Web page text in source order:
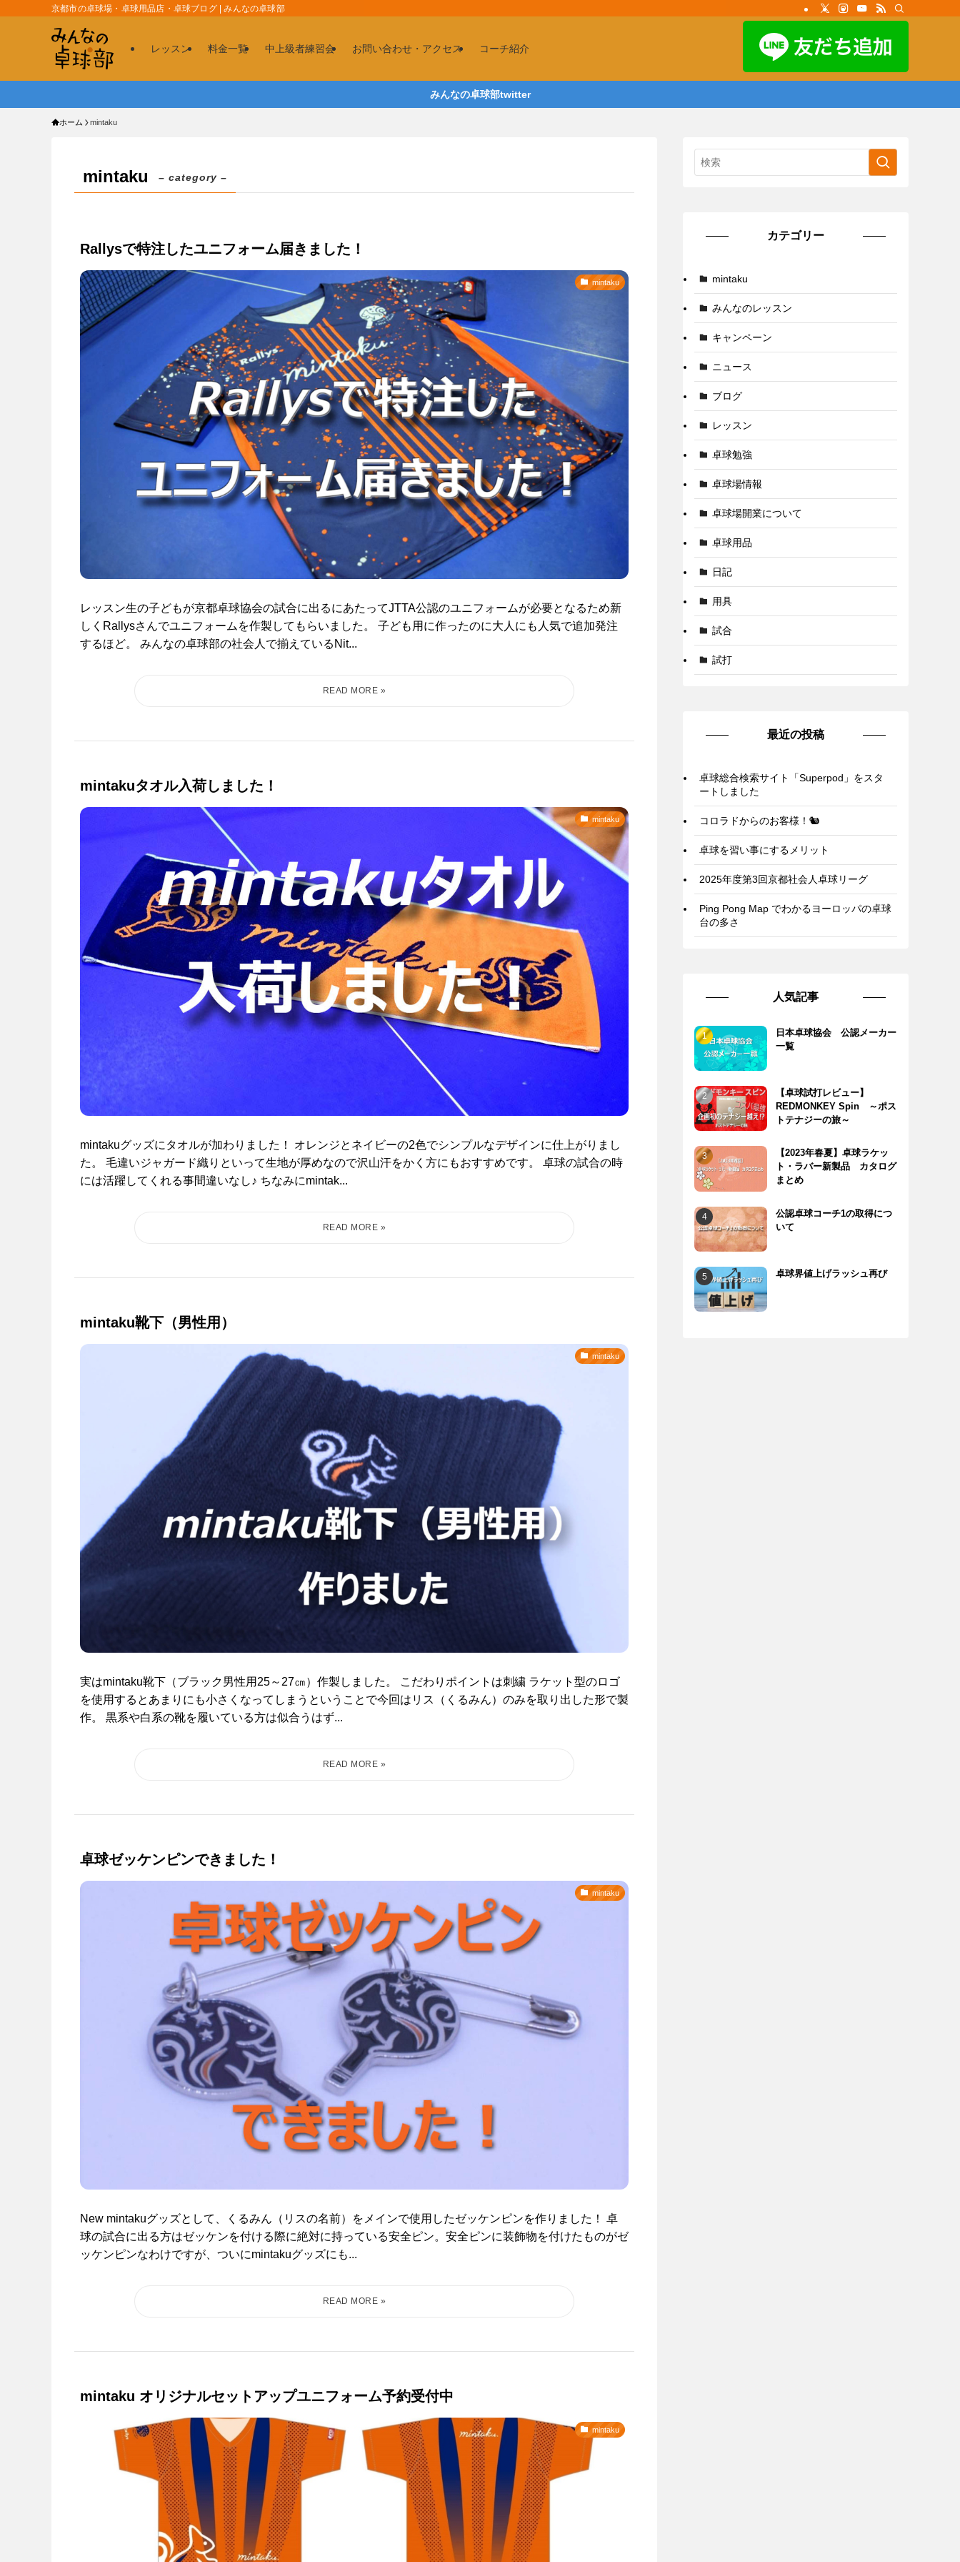
京都市の卓球場・卓球用品店・卓球ブログ | みんなの卓球部
レッスン 料金一覧 中上級者練習会 お問い合わせ・アクセス コーチ紹介
みんなの卓球部twitter
ホーム mintaku
mintaku – category –
Rallysで特注したユニフォーム届きました！
mintaku
レッスン生の子どもが京都卓球協会の試合に出るにあたってJTTA公認のユニフォームが必要となるため新
しくRallysさんでユニフォームを作製してもらいました。 子ども用に作ったのに大人にも人気で追加発注
するほど。 みんなの卓球部の社会人で揃えているNit...
mintakuタオル入荷しました！
mintaku
mintakuグッズにタオルが加わりました！ オレンジとネイビーの2色でシンプルなデザインに仕上がりまし
た。 毛違いジャガード織りといって生地が厚めなので沢山汗をかく方にもおすすめです。 卓球の試合の時
には活躍してくれる事間違いなし♪ ちなみにmintak...
mintaku靴下（男性用）
mintaku
実はmintaku靴下（ブラック男性用25～27㎝）作製しました。 こだわりポイントは刺繍 ラケット型のロゴ
を使用するとあまりにも小さくなってしまうということで今回はリス（くるみん）のみを取り出した形で製
作。 黒系や白系の靴を履いている方は似合うはず...
卓球ゼッケンピンできました！
mintaku
New mintakuグッズとして、くるみん（リスの名前）をメインで使用したゼッケンピンを作りました！ 卓
球の試合に出る方はゼッケンを付ける際に絶対に持っている安全ピン。安全ピンに装飾物を付けたものがゼ
ッケンピンなわけですが、ついにmintakuグッズにも...
mintaku オリジナルセットアップユニフォーム予約受付中
mintaku
カテゴリー
mintaku
みんなのレッスン
キャンペーン
ニュース
ブログ
レッスン
卓球勉強
卓球場情報
卓球場開業について
卓球用品
日記
用具
試合
試打
最近の投稿
卓球総合検索サイト「Superpod」をスタ
ートしました
コロラドからのお客様！🐿️
卓球を習い事にするメリット
2025年度第3回京都社会人卓球リーグ
Ping Pong Map でわかるヨーロッパの卓球
台の多さ
人気記事
日本卓球協会 公認メーカー
一覧
【卓球試打レビュー】
REDMONKEY Spin ～ポス
トテナジーの旅～
【2023年春夏】卓球ラケッ
ト・ラバー新製品 カタログ
まとめ
公認卓球コーチ1の取得につ
いて
卓球界値上げラッシュ再び